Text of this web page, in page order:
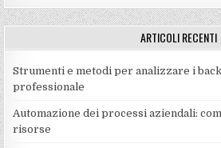
ARTICOLI RECENTI
Strumenti e metodi per analizzare i
professionale
Automazione dei processi aziendali:
risorse